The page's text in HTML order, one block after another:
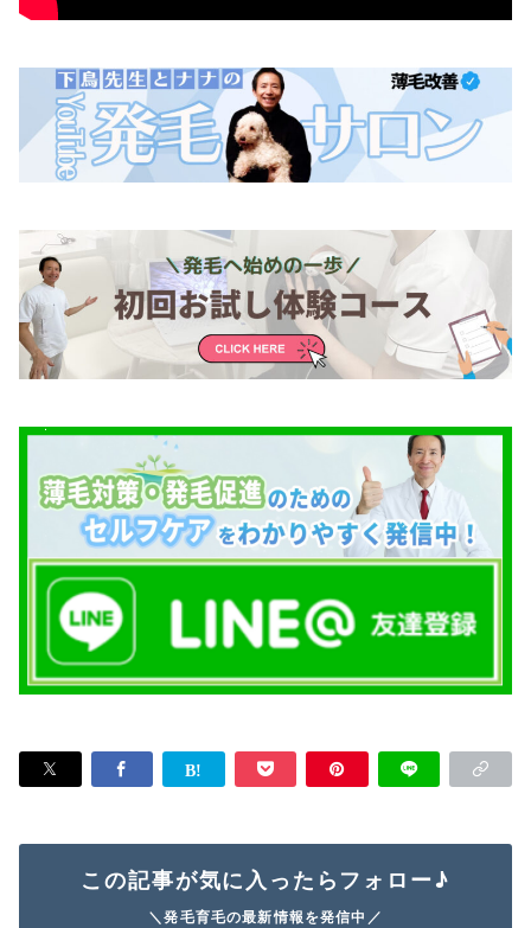
この記事が気に入ったらフォロー♪
＼発毛育毛の最新情報を発信中／